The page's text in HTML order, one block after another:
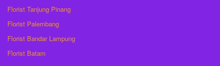
Florist Tanjung Pinang
Florist Palembang
Florist Bandar Lampung
Florist Batam